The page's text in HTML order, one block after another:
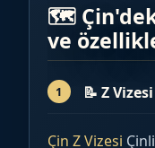
🗺️
ve
📝 Z
Çin Z Vizesi